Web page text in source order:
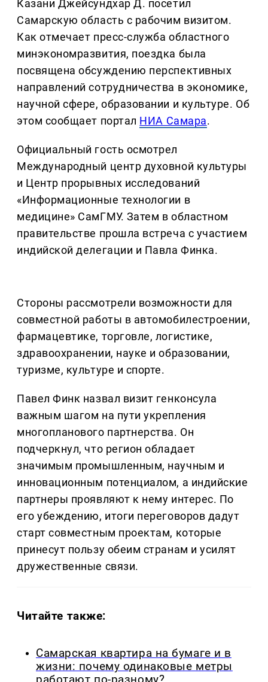
Казани Джейсундхар Д. посетил
Самарскую область с рабочим визитом.
Как отмечает пресс-служба областного
минэкономразвития, поездка была
посвящена обсуждению перспективных
направлений сотрудничества в экономике,
научной сфере, образовании и культуре. Об
этом сообщает портал НИА Самара.
Официальный гость осмотрел
Международный центр духовной культуры
и Центр прорывных исследований
«Информационные технологии в
медицине» СамГМУ. Затем в областном
правительстве прошла встреча с участием
индийской делегации и Павла Финка.
Стороны рассмотрели возможности для
совместной работы в автомобилестроении,
фармацевтике, торговле, логистике,
здравоохранении, науке и образовании,
туризме, культуре и спорте.
Павел Финк назвал визит генконсула
важным шагом на пути укрепления
многопланового партнерства. Он
подчеркнул, что регион обладает
значимым промышленным, научным и
инновационным потенциалом, а индийские
партнеры проявляют к нему интерес. По
его убеждению, итоги переговоров дадут
старт совместным проектам, которые
принесут пользу обеим странам и усилят
дружественные связи.
Читайте также:
Самарская квартира на бумаге и в
жизни: почему одинаковые метры